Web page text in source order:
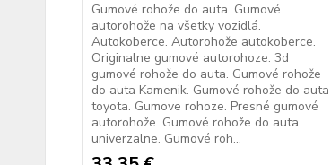
Gumové rohože do auta. Gumové
autorohože na všetky vozidlá.
Autokoberce. Autorohože autokoberce.
Originalne gumové autorohoze. 3d
gumové rohože do auta. Gumové rohože
do auta Kamenik. Gumové rohože do auta
toyota. Gumove rohoze. Presné gumové
autorohože. Gumové rohože do auta
univerzalne. Gumové roh...